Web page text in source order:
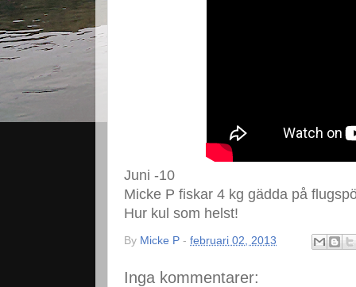
Juni -10
Micke P fiskar 4 kg gädda på
Hur kul som helst!
By Micke P - februari 02, 2013
Inga kommentarer: